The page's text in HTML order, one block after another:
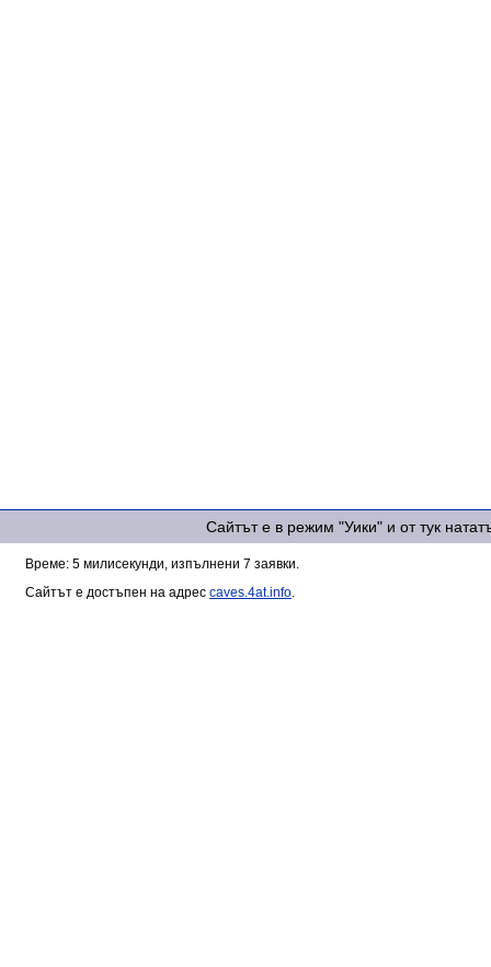
Сайтът е в режим "Уики" и от тук
Време: 5 милисекунди, изпълнени 7 заявки.
Сайтът е достъпен на адрес caves.4at.info.